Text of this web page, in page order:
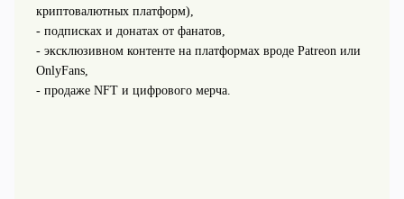
криптовалютных платформ),
- подписках и донатах от фанатов,
- эксклюзивном контенте на платформах вроде Patreon или
OnlyFans,
- продаже NFT и цифрового мерча.